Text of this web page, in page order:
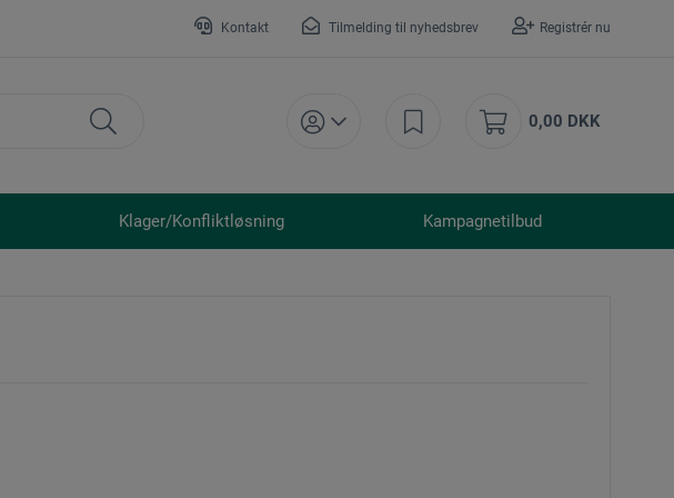
Kontakt Tilmelding til nyhedsbrev Registrér nu
0,00 DKK
Klager/Konfliktløsning Kampagnetilbud